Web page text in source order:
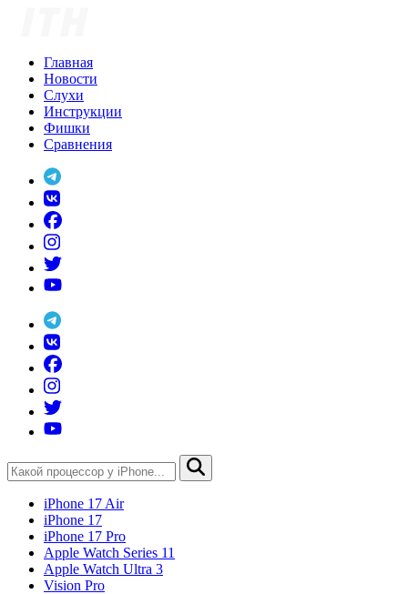
Главная
Новости
Слухи
Инструкции
Фишки
Сравнения
iPhone 17 Air
iPhone 17
iPhone 17 Pro
Apple Watch Series 11
Apple Watch Ultra 3
Vision Pro